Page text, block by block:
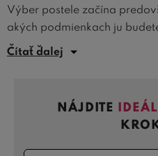
Výber postele začína
akých podmienkach ju
typuvám uľahčia orientáciu
umožňujú pohodlne uložiť
široká ponuka manželských
zatiaľ čo jednotlivcom skvele
ponuke nájdete ajpostele s
Čítať ďalej
NÁJDITE